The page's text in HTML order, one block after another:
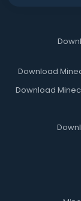
Download
Download